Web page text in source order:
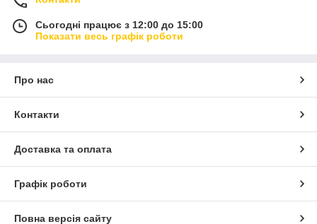
Сьогодні працює з 12:00 до 15:00
Показати весь графік роботи
Про нас
Контакти
Доставка та оплата
Графік роботи
Повна версія сайту